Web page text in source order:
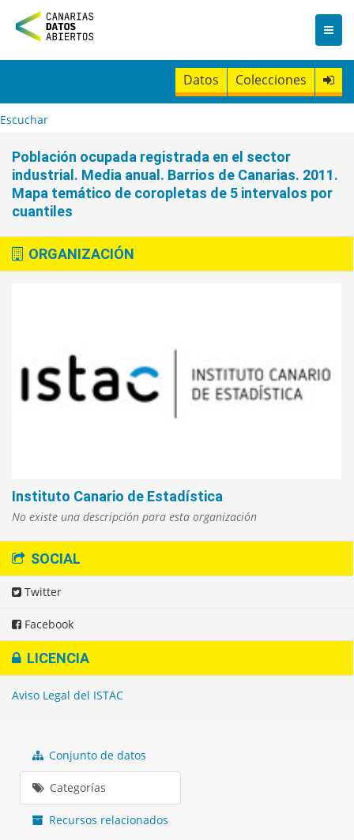
n
t
Datos Colecciones
Escuchar
Población ocupada registrada en el sector
industrial. Media anual. Barrios de Canarias. 2011.
Mapa temático de coropletas de 5 intervalos por
cuantiles
ORGANIZACIÓN
Instituto Canario de Estadística
No existe una descripción para esta organización
SOCIAL
Twitter
Facebook
LICENCIA
Aviso Legal del ISTAC
Conjunto de datos
Categorías
Recursos relacionados